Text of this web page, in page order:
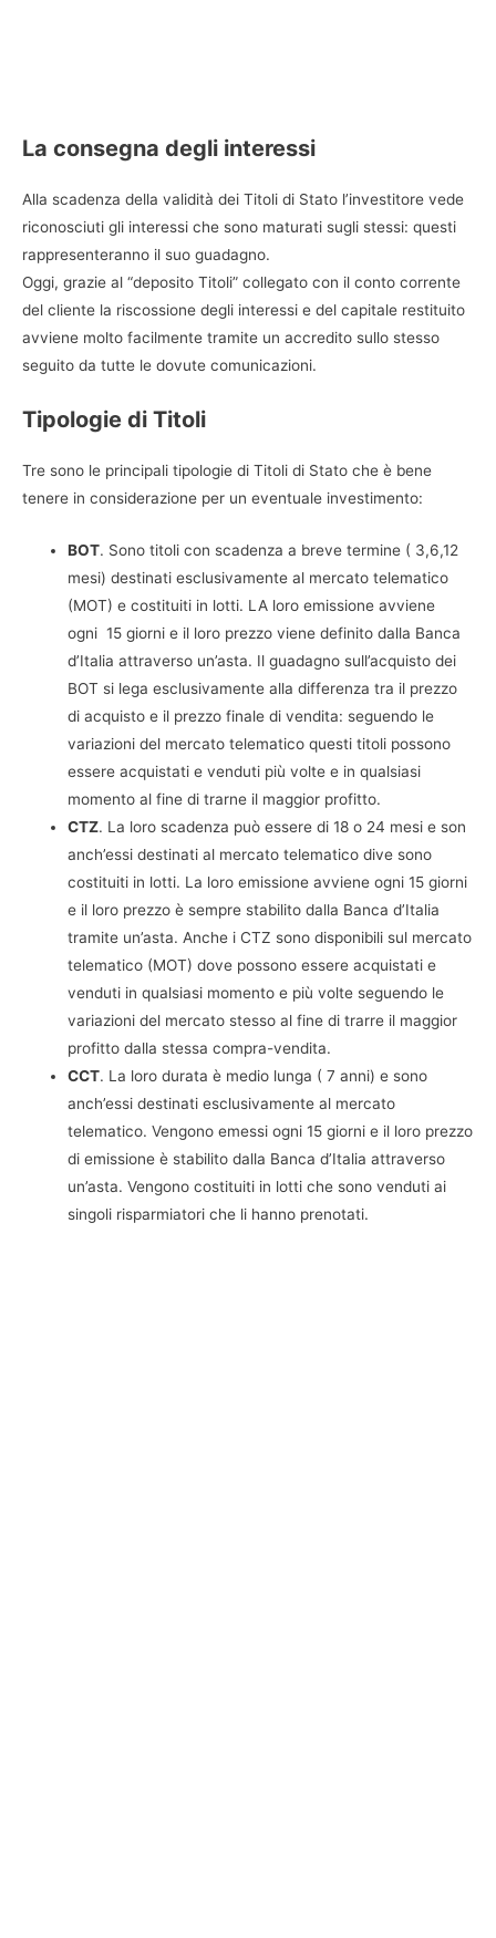
La consegna degli interessi
Alla scadenza della validità dei Titoli di Stato l’investitore vede
riconosciuti gli interessi che sono maturati sugli stessi: questi
rappresenteranno il suo guadagno.
Oggi, grazie al “deposito Titoli” collegato con il conto corrente
del cliente la riscossione degli interessi e del capitale restituito
avviene molto facilmente tramite un accredito sullo stesso
seguito da tutte le dovute comunicazioni.
Tipologie di Titoli
Tre sono le principali tipologie di Titoli di Stato che è bene
tenere in considerazione per un eventuale investimento:
BOT. Sono titoli con scadenza a breve termine ( 3,6,12
mesi) destinati esclusivamente al mercato telematico
(MOT) e costituiti in lotti. LA loro emissione avviene
ogni 15 giorni e il loro prezzo viene definito dalla Banca
d’Italia attraverso un’asta. Il guadagno sull’acquisto dei
BOT si lega esclusivamente alla differenza tra il prezzo
di acquisto e il prezzo finale di vendita: seguendo le
variazioni del mercato telematico questi titoli possono
essere acquistati e venduti più volte e in qualsiasi
momento al fine di trarne il maggior profitto.
CTZ. La loro scadenza può essere di 18 o 24 mesi e son
anch’essi destinati al mercato telematico dive sono
costituiti in lotti. La loro emissione avviene ogni 15 giorni
e il loro prezzo è sempre stabilito dalla Banca d’Italia
tramite un’asta. Anche i CTZ sono disponibili sul mercato
telematico (MOT) dove possono essere acquistati e
venduti in qualsiasi momento e più volte seguendo le
variazioni del mercato stesso al fine di trarre il maggior
profitto dalla stessa compra-vendita.
CCT. La loro durata è medio lunga ( 7 anni) e sono
anch’essi destinati esclusivamente al mercato
telematico. Vengono emessi ogni 15 giorni e il loro prezzo
di emissione è stabilito dalla Banca d’Italia attraverso
un’asta. Vengono costituiti in lotti che sono venduti ai
singoli risparmiatori che li hanno prenotati.